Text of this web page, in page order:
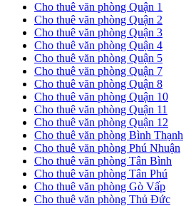
Cho thuê văn phòng Quận 1
Cho thuê văn phòng Quận 2
Cho thuê văn phòng Quận 3
Cho thuê văn phòng Quận 4
Cho thuê văn phòng Quận 5
Cho thuê văn phòng Quận 7
Cho thuê văn phòng Quận 8
Cho thuê văn phòng Quận 10
Cho thuê văn phòng Quận 11
Cho thuê văn phòng Quận 12
Cho thuê văn phòng Bình Thạnh
Cho thuê văn phòng Phú Nhuận
Cho thuê văn phòng Tân Bình
Cho thuê văn phòng Tân Phú
Cho thuê văn phòng Gò Vấp
Cho thuê văn phòng Thủ Đức